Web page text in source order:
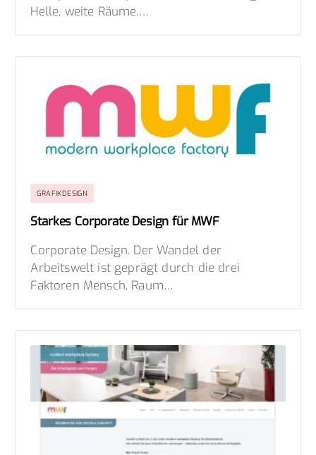
Helle, weite Räume.…
GRAFIKDESIGN
Starkes Corporate Design für MWF
Corporate Design. Der Wandel der
Arbeitswelt ist geprägt durch die drei
Faktoren Mensch, Raum…